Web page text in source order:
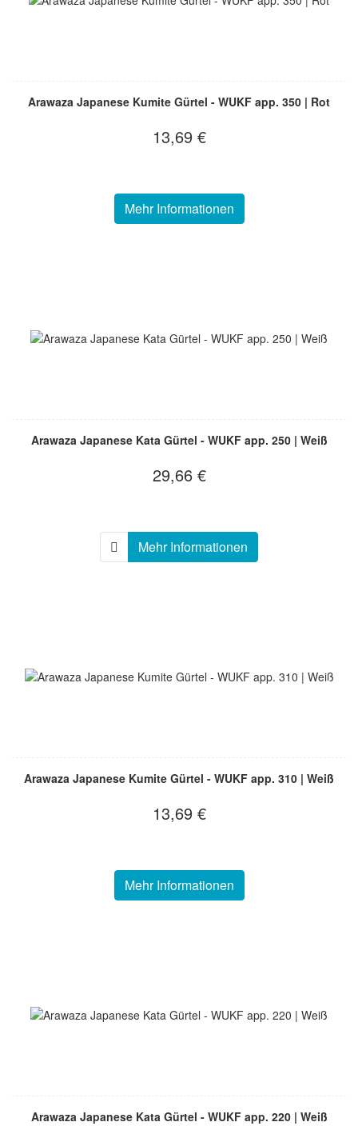
Arawaza Japanese Kumite Gürtel - WUKF app. 350 | Rot
13,69 €
Mehr Informationen
Arawaza Japanese Kata Gürtel - WUKF app. 250 | Weiß
29,66 €
Mehr Informationen
Arawaza Japanese Kumite Gürtel - WUKF app. 310 | Weiß
13,69 €
Mehr Informationen
Arawaza Japanese Kata Gürtel - WUKF app. 220 | Weiß